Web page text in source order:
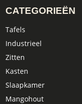
CATEGORIEËN
Tafels
Industrieel
Zitten
Kasten
Slaapkamer
Mangohout